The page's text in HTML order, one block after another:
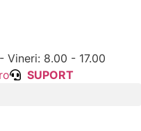
Vineri: 8.00 - 17.00
SUPORT